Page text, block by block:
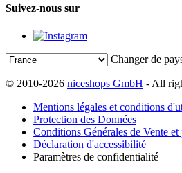
Suivez-nous sur
Changer de
© 2010-2026 niceshops GmbH - All
Mentions légales et conditions
Protection des Données
Conditions Générales de Vente
Déclaration d'accessibilité
Paramètres de confidentialité